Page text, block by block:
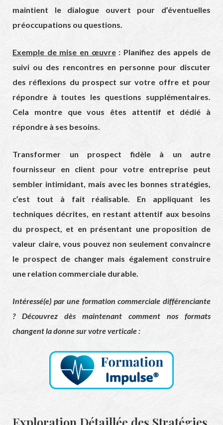
maintient le dialogue ouvert pour d’éventuelles
préoccupations ou questions.
Exemple de mise en œuvre: Planifiez des appels de
suivi ou des rencontres en personne pour discuter
des réflexions du prospect sur votre offre et pour
répondre à toutes les questions supplémentaires.
Cela montre que vous êtes attentif et dédié à
répondre à ses besoins.
Transformer un prospect fidèle à un autre
fournisseur en client pour votre entreprise peut
sembler intimidant, mais avec les bonnes stratégies,
c’est tout à fait réalisable. En appliquant les
techniques décrites, en restant attentif aux besoins
du prospect, et en présentant une proposition de
valeur claire, vous pouvez non seulement convaincre
le prospect de changer mais également construire
une relation commerciale durable.
Intéressé(e) par une formation commerciale différenciante
? Découvrez dès maintenant comment nos formats
changent la donne sur votre verticale :